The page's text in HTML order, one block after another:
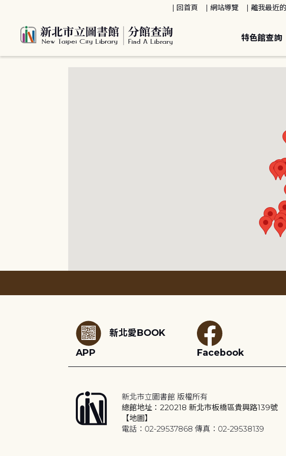
回首頁 網站導覽 離我最近
特色館查詢
新北愛BOOK
APP
Facebook
新北市立圖書館 版權所有
總館地址：220218 新北市板橋區貴興路139號
【地圖】
電話：02-29537868 傳真：02-29538139